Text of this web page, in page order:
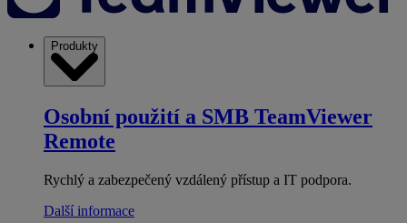
Produkty
Osobní použití a SMB TeamViewer
Remote
Rychlý a zabezpečený vzdálený přístup a IT podpora.
Další informace